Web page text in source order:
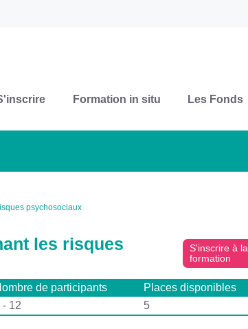
Formation in situ Les Fonds
psychosociaux
les risques
S'inscrire à la
formation
de participants
- 12
Places disponibles
5